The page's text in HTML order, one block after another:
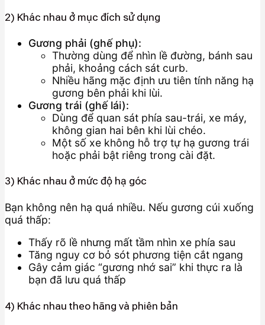
2) Khác nhau ở mục đích sử dụng
Gương phải (ghế phụ):
Thường dùng để nhìn lề đường, bánh sau
phải, khoảng cách sát curb.
Nhiều hãng mặc định ưu tiên tính năng hạ
gương bên phải khi lùi.
Gương trái (ghế lái):
Dùng để quan sát phía sau-trái, xe máy,
không gian hai bên khi lùi chéo.
Một số xe không hỗ trợ tự hạ gương trái
hoặc phải bật riêng trong cài đặt.
3) Khác nhau ở mức độ hạ góc
Bạn không nên hạ quá nhiều. Nếu gương cúi xuống
quá thấp:
Thấy rõ lề nhưng mất tầm nhìn xe phía sau
Tăng nguy cơ bỏ sót phương tiện cắt ngang
Gây cảm giác “gương nhớ sai” khi thực ra là
bạn đã lưu quá thấp
4) Khác nhau theo hãng và phiên bản